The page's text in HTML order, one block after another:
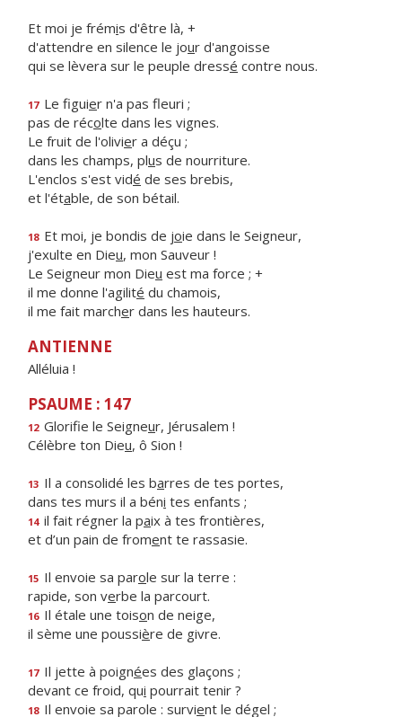
Et moi je frémis d'être là, +
d'attendre en silence le jour d'angoisse
qui se lèvera sur le peuple dressé contre nous.
17 Le figuier n'a pas fleuri ;
pas de récolte dans les vignes.
Le fruit de l'olivier a déçu ;
dans les champs, plus de nourriture.
L'enclos s'est vidé de ses brebis,
et l'étable, de son bétail.
18 Et moi, je bondis de joie dans le Seigneur,
j'exulte en Dieu, mon Sauveur !
Le Seigneur mon Dieu est ma force ; +
il me donne l'agilité du chamois,
il me fait marcher dans les hauteurs.
ANTIENNE
Alléluia !
PSAUME : 147
12 Glorifie le Seigneur, Jérusalem !
Célèbre ton Dieu, ô Sion !
13 Il a consolidé les barres de tes portes,
dans tes murs il a béni tes enfants ;
14 il fait régner la paix à tes frontières,
et d’un pain de froment te rassasie.
15 Il envoie sa parole sur la terre :
rapide, son verbe la parcourt.
16 Il étale une toison de neige,
il sème une poussière de givre.
17 Il jette à poignées des glaçons ;
devant ce froid, qui pourrait tenir ?
18 Il envoie sa parole : survient le dégel ;